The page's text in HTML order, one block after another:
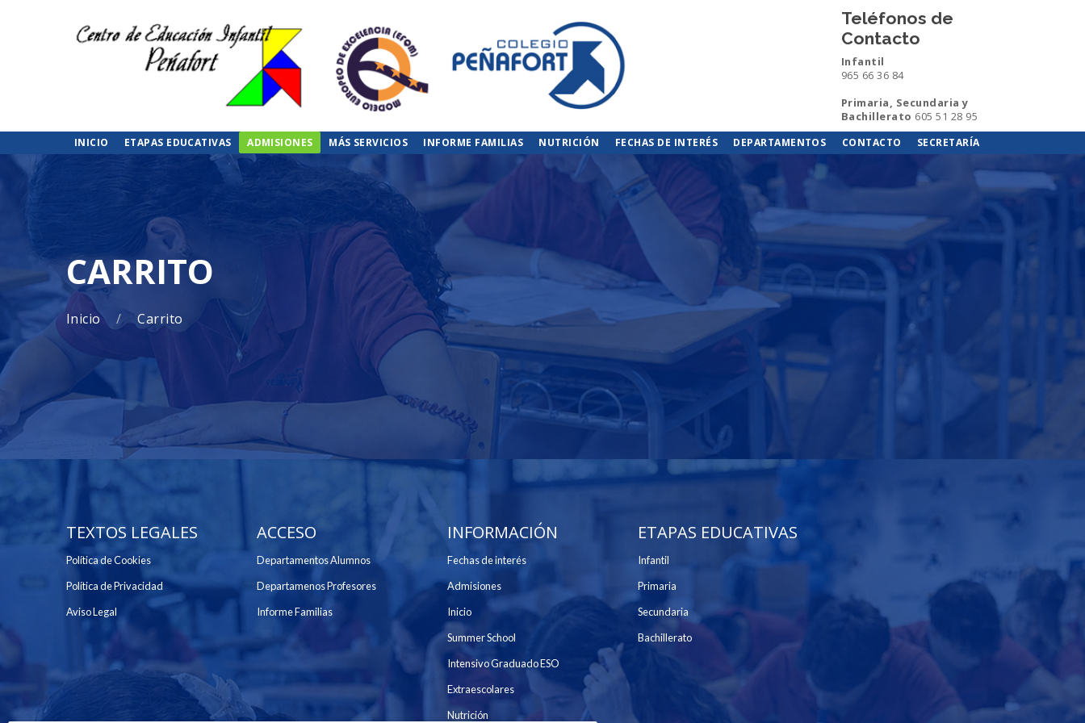
Teléfonos de
Contacto
Infantil
965 66 36 84
Primaria, Secundaria y
Bachillerato 605 51 28 95
INICIO ETAPAS EDUCATIVAS ADMISIONES MÁS SERVICIOS INFORME FAMILIAS NUTRICIÓN FECHAS DE INTERÉS DEPARTAMENTOS CONTACTO SECRETARÍA
CARRITO
Inicio Carrito
TEXTOS LEGALES
Política de Cookies
Política de Privacidad
Aviso Legal
ACCESO
Departamentos Alumnos
Departamenos Profesores
Informe Familias
INFORMACIÓN
Fechas de interés
Admisiones
Inicio
Summer School
Intensivo Graduado ESO
Extraescolares
Nutrición
ETAPAS EDUCATIVAS
Infantil
Primaria
Secundaria
Bachillerato